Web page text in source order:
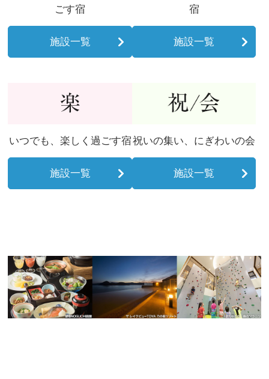
ごす宿​
施設一覧
宿​
施設一覧
いつでも、楽しく過ごす宿
施設一覧
祝いの集い、にぎわいの会
施設一覧